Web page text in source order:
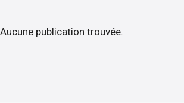
Aucune publication trouvée.